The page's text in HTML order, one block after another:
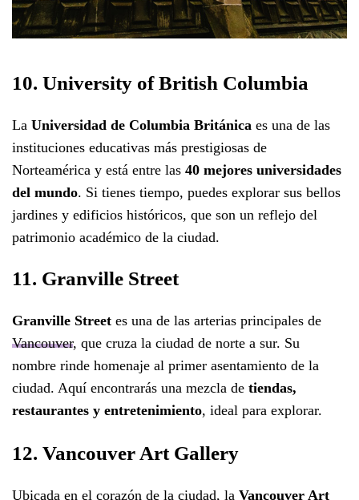
10. University of British Columbia
La Universidad de Columbia Británica es una de las
instituciones educativas más prestigiosas de
Norteamérica y está entre las 40 mejores universidades
del mundo. Si tienes tiempo, puedes explorar sus bellos
jardines y edificios históricos, que son un reflejo del
patrimonio académico de la ciudad.
11. Granville Street
Granville Street es una de las arterias principales de
Vancouver, que cruza la ciudad de norte a sur. Su
nombre rinde homenaje al primer asentamiento de la
ciudad. Aquí encontrarás una mezcla de tiendas,
restaurantes y entretenimiento, ideal para explorar.
12. Vancouver Art Gallery
Ubicada en el corazón de la ciudad, la Vancouver Art